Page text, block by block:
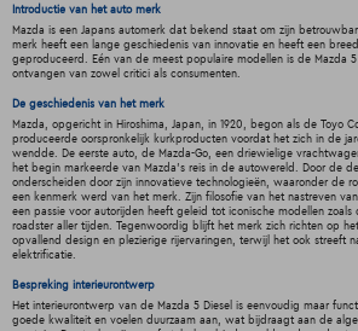
Introductie van het auto merk
Mazda is een Japans automerk dat bekend staat om zijn
merk heeft een lange geschiedenis van innovatie en heeft een
geproduceerd. Eén van de meest populaire modellen is de Mazda
ontvangen van zowel critici als consumenten.
De geschiedenis van het merk
Mazda, opgericht in Hiroshima, Japan, in 1920, begon als de Toyo
produceerde oorspronkelijk kurkproducten voordat het zich in de
wendde. De eerste auto, de Mazda-Go, een driewielige
het begin markeerde van Mazda's reis in de autowereld. Door de
onderscheiden door zijn innovatieve technologieën, waaronder de
een kenmerk werd van het merk. Zijn filosofie van het nastreven
een passie voor autorijden heeft geleid tot iconische modellen
roadster aller tijden. Tegenwoordig blijft het merk zich richten op
opvallend design en plezierige rijervaringen, terwijl het ook streeft
elektrificatie.
Bespreking interieurontwerp
Het interieurontwerp van de Mazda 5 Diesel is eenvoudig maar
goede kwaliteit en voelen duurzaam aan, wat bijdraagt aan de